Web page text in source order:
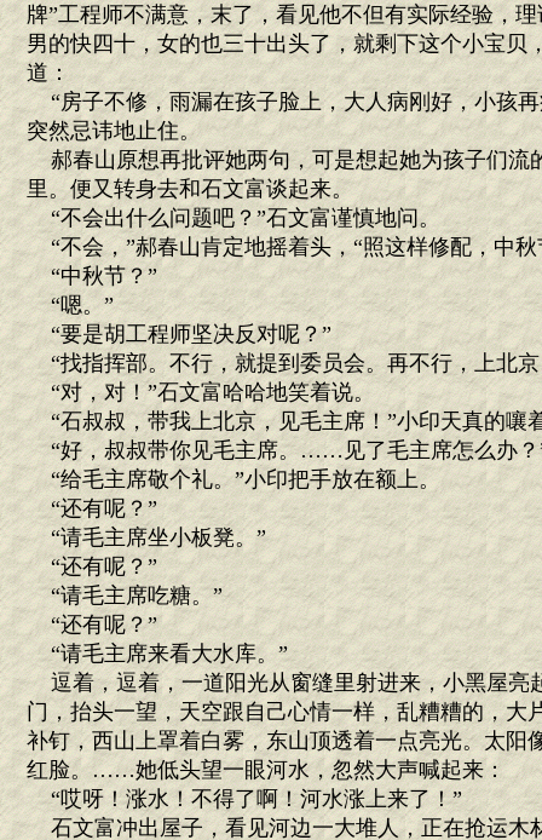
牌”工程师不满意，末了，看见他不但有实际经验，
男的快四十，女的也三十出头了，就剩下这个小宝贝
道：
“房子不修，雨漏在孩子脸上，大人病刚好，小孩
突然忌讳地止住。
郝春山原想再批评她两句，可是想起她为孩子们流
里。便又转身去和石文富谈起来。
“不会出什么问题吧？”石文富谨慎地问。
“不会，”郝春山肯定地摇着头，“照这样修配，中秋
“中秋节？”
“嗯。”
“要是胡工程师坚决反对呢？”
“找指挥部。不行，就提到委员会。再不行，上北
“对，对！”石文富哈哈地笑着说。
“石叔叔，带我上北京，见毛主席！”小印天真的嚷
“好，叔叔带你见毛主席。……见了毛主席怎么办？
“给毛主席敬个礼。”小印把手放在额上。
“还有呢？”
“请毛主席坐小板凳。”
“还有呢？”
“请毛主席吃糖。”
“还有呢？”
“请毛主席来看大水库。”
逗着，逗着，一道阳光从窗缝里射进来，小黑屋亮
门，抬头一望，天空跟自己心情一样，乱糟糟的，大
补钉，西山上罩着白雾，东山顶透着一点亮光。太阳
红脸。……她低头望一眼河水，忽然大声喊起来：
“哎呀！涨水！不得了啊！河水涨上来了！”
石文富冲出屋子，看见河边一大堆人，正在抢运木